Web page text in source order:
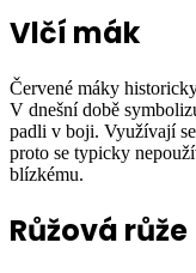
Vlčí mák
Červené máky
V dnešní době
padli v boji. Využívají
proto se typicky
blízkému.
Růžová růže